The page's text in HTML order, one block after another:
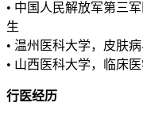
• 中国人民解放军第三
生
• 温州医科大学，皮肤
• 山西医科大学，临床
行医经历